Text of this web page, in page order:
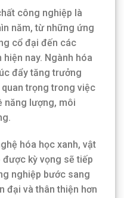
công nghiệp là
năm, từ những ứng
cổ đại đến các
nay. Ngành hóa
đẩy tăng trưởng
trọng trong việc
năng lượng, môi
hóa học xanh, vật
được kỳ vọng sẽ tiếp
nghiệp bước sang
đại và thân thiện hơn